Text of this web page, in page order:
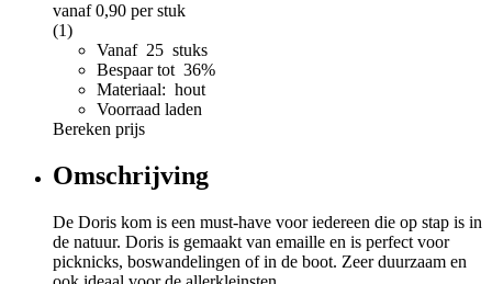
vanaf0,90 per stuk
(1)
Vanaf 25 stuks
Bespaar tot 36%
Materiaal: hout
Voorraad laden
Bereken prijs
Omschrijving
De Doris kom is een must-have voor iedereen die op stap is in
de natuur. Doris is gemaakt van emaille en is perfect voor
picknicks, boswandelingen of in de boot. Zeer duurzaam en